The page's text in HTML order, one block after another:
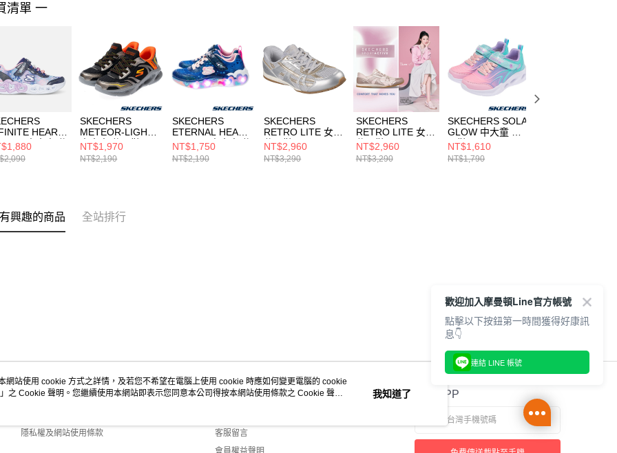
清單 一
HEART
中大童 休
SKECHERS
METEOR-LIGHTS
中大童 休閒鞋
403848LBKSL
NT$1,970
NT$2,190
SKECHERS
ETERNAL HEART
LIGHTS 中大童 休
閒鞋
302696LNVMT
NT$1,750
NT$2,190
SKECHERS
RETRO LITE 女
休閒鞋
104782GYSL
NT$2,960
NT$3,290
SKECHERS
RETRO LITE 女
休閒鞋
104782BLSH
NT$2,960
NT$3,290
SKECHERS SOLA
GLOW 中大童 休
閒鞋
303713LAQMT
NT$1,610
NT$1,790
興趣的商品 全站排行
關於我們
隱私權及網站使用條款
客服資訊
客服留言
會員權益聲明
官方APP
網站使用 cookie 方式之詳情，及若您不希望在電腦上使用 cookie 時應如何變更電腦的 cookie
」之 Cookie 聲明。您繼續使用本網站即表示您同意本公司得按本網站使用條款之 Cookie 聲明
我知道了
歡迎加入摩曼頓Line官方帳號
點擊以下按鈕第一時間獲得好康訊
息👇
連結 LINE 帳號